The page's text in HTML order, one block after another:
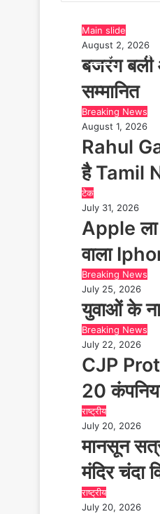
Read Next
Main slide
August 2, 2026
बजरंग बली
सम्मानित
Breaking News
August 1, 2026
Rahul
है Tamil
टेक
July 31, 2026
Apple ला
वाला
Breaking News
July 25, 2026
युवाओं के
Breaking News
July 22, 2026
CJP
20
राष्ट्रीय
July 20, 2026
मानसून
मंदिर चंदा
राष्ट्रीय
July 20, 2026